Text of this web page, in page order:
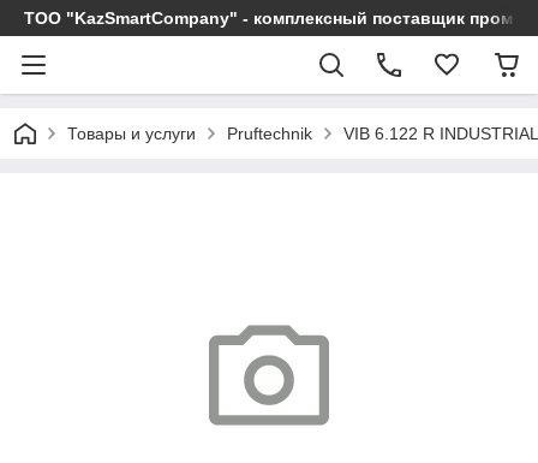
ТОО "KazSmartCompany" - комплексный поставщик
Товары и услуги Pruftechnik VIB 6.122 R